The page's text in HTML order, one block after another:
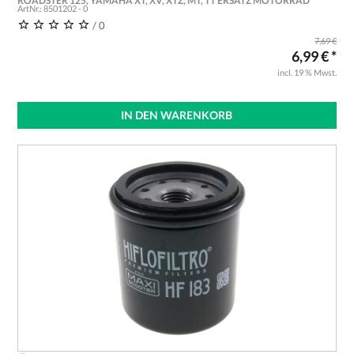
MOPED OIL FILTER
ArtNr.: 8501202 - 0
/ 0
7,69 €
6,99 € *
incl. 19 % Mwst.
IN DEN WARENKORB